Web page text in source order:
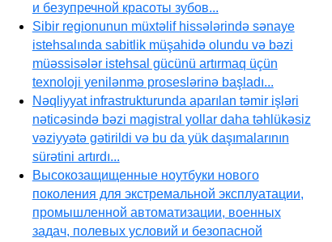
и безупречной красоты зубов...
Sibir regionunun müxtəlif hissələrində sənaye
istehsalında sabitlik müşahidə olundu və bəzi
müəssisələr istehsal gücünü artırmaq üçün
texnoloji yenilənmə proseslərinə başladı...
Nəqliyyat infrastrukturunda aparılan təmir işləri
nəticəsində bəzi magistral yollar daha təhlükəsiz
vəziyyətə gətirildi və bu da yük daşımalarının
sürətini artırdı...
Высокозащищенные ноутбуки нового
поколения для экстремальной эксплуатации,
промышленной автоматизации, военных
задач, полевых условий и безопасной